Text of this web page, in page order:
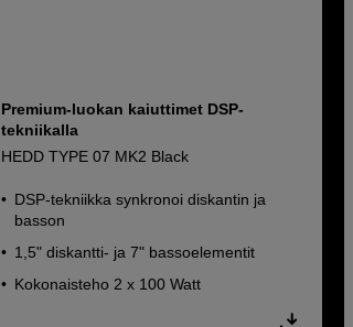
Premium-luokan kaiuttimet DSP-
tekniikalla
HEDD TYPE 07 MK2 Black
DSP-tekniikka synkronoi diskantin ja
basson
1,5" diskantti- ja 7" bassoelementit
Kokonaisteho 2 x 100 Watt